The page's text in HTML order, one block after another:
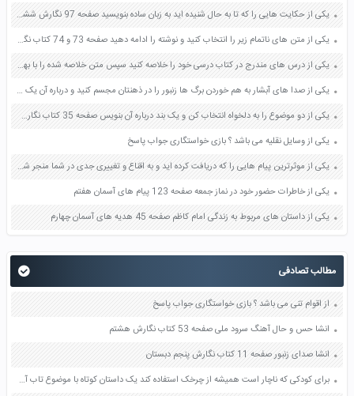
یکی از حکایت هایی را که تا به حال شنیده اید به زبان ساده بنویسید صفحه 97 نگارش ششم دبستان
یکی از متن های ناتمام زیر را انتخاب کنید و نوشته را ادامه دهید صفحه 73 و 74 کتاب نگارش فارسی پنجم دبستان
یکی از درس های مندرج در کتاب درسی خود را خلاصه کنید سپس متن خلاصه شده را با بهره گیری از روش های دسته بندی نمودار جدول نقشه مفهومی نشان دهید صفحه 118 نگارش یازدهم
یکی از صدا های آبشار به هم خوردن برگ ها زنبور را در ذهنتان مجسم کنید و درباره آن یک بند بنویسید صفحه 11 نگارش پنجم
یکی از دو موضوع را به دلخواه انتخاب کن و یک بند درباره آن بنویس صفحه 35 کتاب نگارش فارسی سوم
یکی از وسایل نقلیه می باشد ؟ بازی خواستگاری جواب پاسخ
یکی از موثرترین پیام هایی را که دریافت کرده اید و به اقناع و تغییری جدی در شما منجر شده است برسی کنید و علت این تاثیر گذاری قابل توجه را بنویسید صفحه 52 تفکر و سواد رسانه ای دهم
یکی از خاطرات حضور خود در نماز جمعه صفحه 123 پیام های آسمان هفتم
یکی از داستان های مربوط به زندگی امام کاظم صفحه 45 هدیه های آسمان چهارم
مطالب تصادفی
از اقوام تنی می باشد ؟ بازی خواستگاری جواب پاسخ
انشا حس و حال آهنگ سرود ملی صفحه 53 کتاب نگارش هشتم
انشا صدای زنبور صفحه 11 کتاب نگارش پنجم دبستان
برای کودکی که ناچار است همیشه از چرخک استفاده کند یک داستان کوتاه با موضوع تاب آوری تحمل و امید بنویسید صفحه 129 تفکر و سبک زندگی هفتم